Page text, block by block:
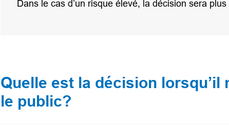
Dans le cas d’un risque élevé, la décision sera plus
Quelle est la décision lorsqu’il
le public?